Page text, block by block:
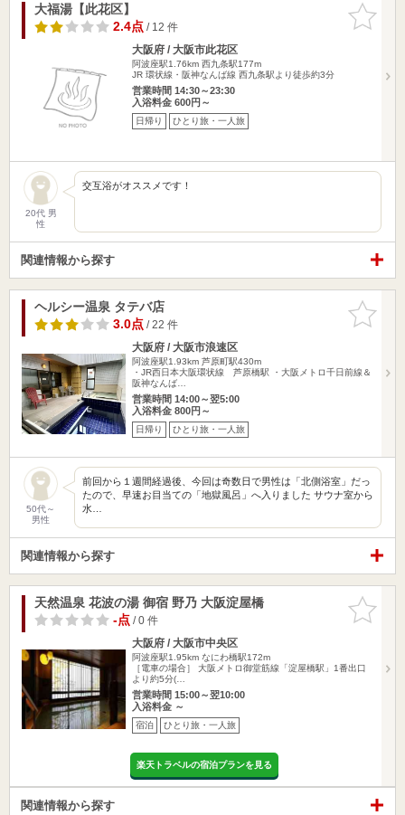
お気に入
りに追加
大福湯【此花区】
2.4点/ 12 件
大阪府 / 大阪市此花区
阿波座駅1.76km 西九条駅177m
JR 環状線・阪神なんば線 西九条駅より徒歩約3分
営業時間 14:30～23:30
入浴料金 600円～
日帰り ひとり旅・一人旅
20代 男
性
交互浴がオススメです！
関連情報から探す
お気に入
りに追加
ヘルシー温泉 タテバ店
3.0点/ 22 件
大阪府 / 大阪市浪速区
阿波座駅1.93km 芦原町駅430m
・JR西日本大阪環状線 芦原橋駅 ・大阪メトロ千日前線＆
阪神なんば…
営業時間 14:00～翌5:00
入浴料金 800円～
日帰り ひとり旅・一人旅
50代～
男性
前回から１週間経過後、今回は奇数日で男性は「北側浴室」だっ
たので、早速お目当ての「地獄風呂」へ入りました サウナ室から
水…
関連情報から探す
お気に入
りに追加
天然温泉 花波の湯 御宿 野乃 大阪淀屋橋
-点/ 0 件
大阪府 / 大阪市中央区
阿波座駅1.95km なにわ橋駅172m
［電車の場合］ 大阪メトロ御堂筋線「淀屋橋駅」1番出口
より約5分(…
営業時間 15:00～翌10:00
入浴料金 ～
宿泊 ひとり旅・一人旅
楽天トラベルの宿泊プランを見る
関連情報から探す